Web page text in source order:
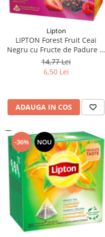
Lipton
LIPTON Forest Fruit Ceai
Negru cu Fructe de Padure si
Capsuni Piramide 20x2.1g
(TDV 30.08.2026)
14,77 Lei
6,50 Lei
ADAUGA IN COS
-36% NOU